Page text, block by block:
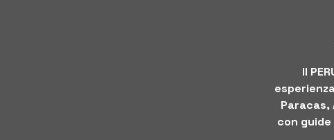
Il
Paracas,
con